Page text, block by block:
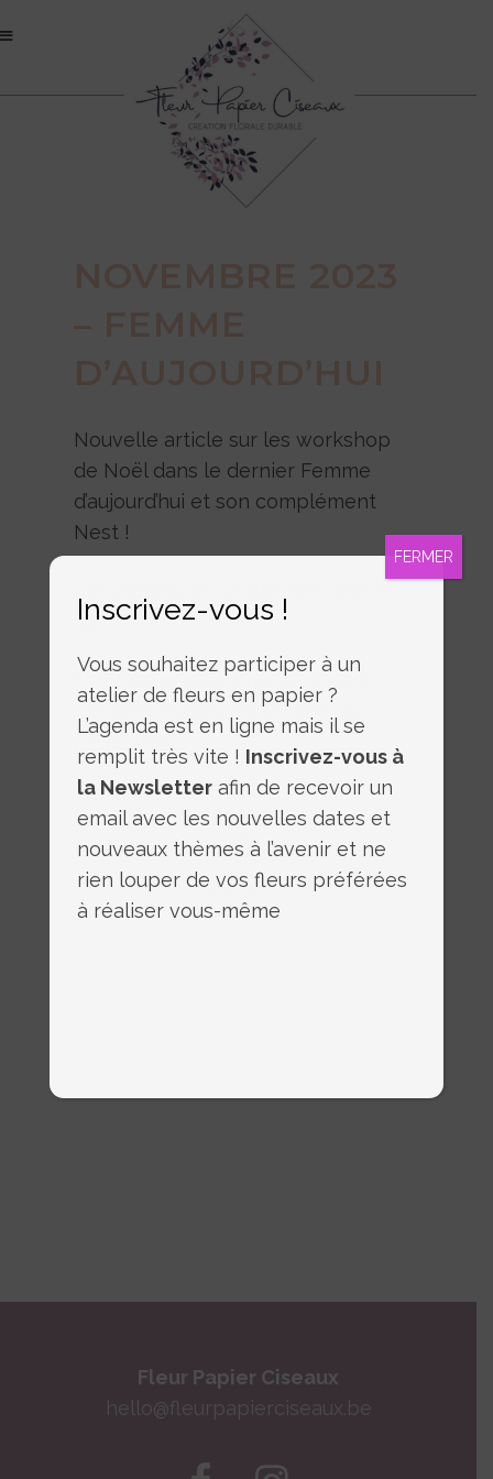
Nouvelle article sur les workshop
de Noël dans le dernier Femme
d’aujourd’hui et son complément
Nest !
ligne!
Femmes d’Aujourd’hui 2023 Nest
Christine Masuy les ateliers du
Père Noël
Fleur Papier Ciseaux
hello@fleurpapierciseaux.be
Inscrivez-vous !
Vous souhaitez participer à un
atelier de fleurs en papier ?
L’agenda est en ligne mais il se
remplit très vite ! Inscrivez-vous à
la Newsletterafin de recevoir un
email avec les nouvelles dates et
nouveaux thèmes à l’avenir et ne
rien louper de vos fleurs préférées
à réaliser vous-même
FERMER